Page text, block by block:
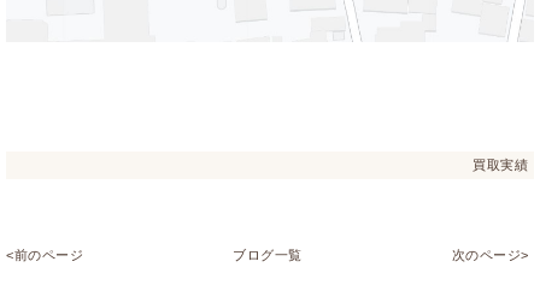
買取実績
<前のページ ブログ一覧 次のページ>